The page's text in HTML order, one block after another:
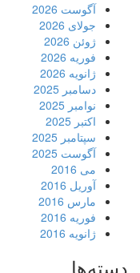
آگوست 2026
جولای 2026
ژوئن 2026
فوریه 2026
ژانویه 2026
دسامبر 2025
نوامبر 2025
اکتبر 2025
سپتامبر 2025
آگوست 2025
می 2016
آوریل 2016
مارس 2016
فوریه 2016
ژانویه 2016
دسته‌ها